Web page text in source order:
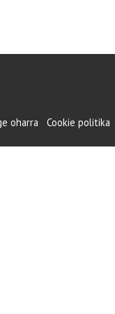
oharra Cookie politika